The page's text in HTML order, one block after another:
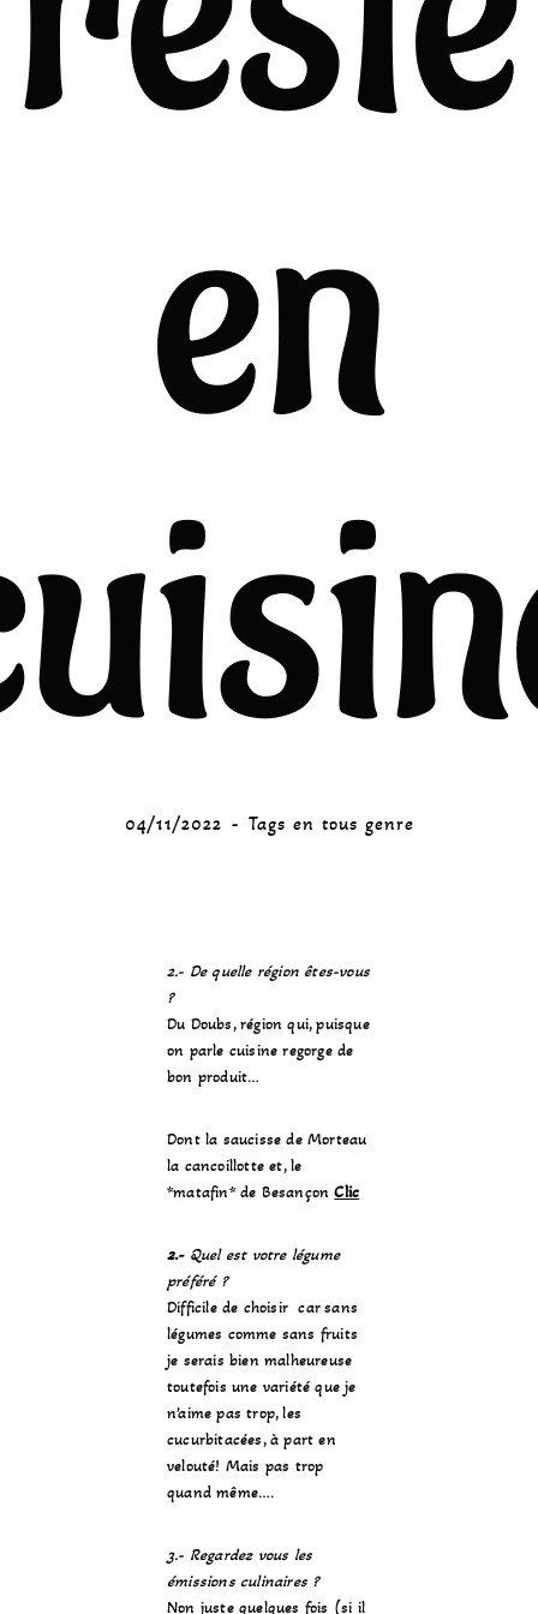
en
04/11/2022 Tags en tous genre
2.- De quelle région êtes-vous
?
Du Doubs, région qui, puisque
on parle cuisine regorge de
bon produit…
Dont la saucisse de Morteau
la cancoillotte et, le
*matafin* de BesançonClic
2.-Quel est votre légume
préféré ?
Difficile de choisir car sans
légumes comme sans fruits
je serais bien malheureuse
toutefois une variété que je
n’aime pas trop, les
cucurbitacées, à part en
velouté! Mais pas trop
quand même….
3.- Regardez vous les
émissions culinaires ?
Non juste quelques fois (si il